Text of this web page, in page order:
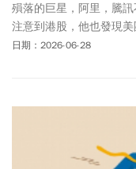
殞落的巨星，阿里，騰
注意到港股，他也發現
易、百度等股價跌很重。
日期：2026-06-28